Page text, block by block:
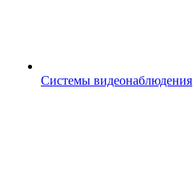
Системы видеонаблюдения